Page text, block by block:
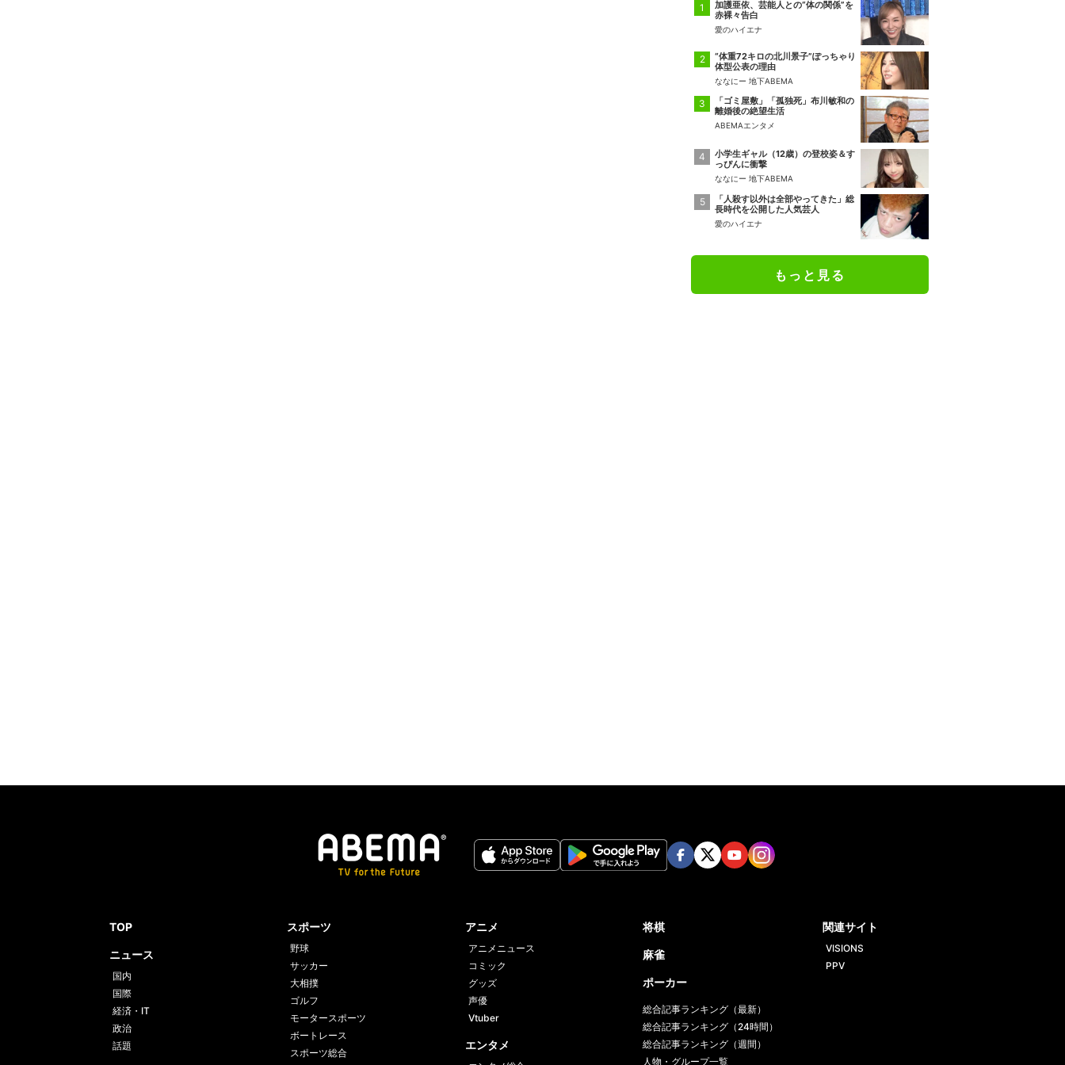
加護亜依、芸能人との“体の関係”を
赤裸々告白
愛のハイエナ
“体重72キロの北川景子”ぽっちゃり
体型公表の理由
ななにー 地下ABEMA
「ゴミ屋敷」「孤独死」布川敏和の
離婚後の絶望生活
ABEMAエンタメ
小学生ギャル（12歳）の登校姿＆す
っぴんに衝撃
ななにー 地下ABEMA
「人殺す以外は全部やってきた」総
長時代を公開した人気芸人
愛のハイエナ
もっと見る
TOP
ニュース
国内
国際
経済・IT
政治
話題
スポーツ
野球
サッカー
大相撲
ゴルフ
モータースポーツ
ボートレース
スポーツ総合
アニメ
アニメニュース
コミック
グッズ
声優
Vtuber
エンタメ
将棋
麻雀
ポーカー
総合記事ランキング（最新）
総合記事ランキング（24時間）
総合記事ランキング（週間）
人物・グループ一覧
関連サイト
VISIONS
PPV